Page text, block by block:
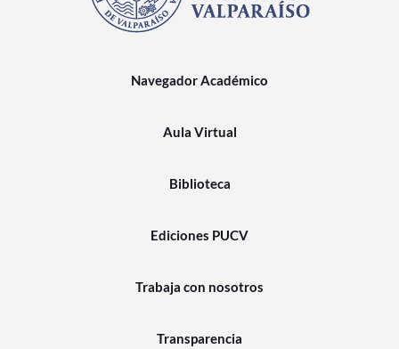
Navegador Académico
Aula Virtual
Biblioteca
Ediciones PUCV
Trabaja con nosotros
Transparencia